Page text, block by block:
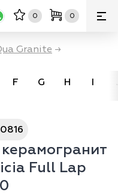
0 0
Granite →
F G H I
Full Lap